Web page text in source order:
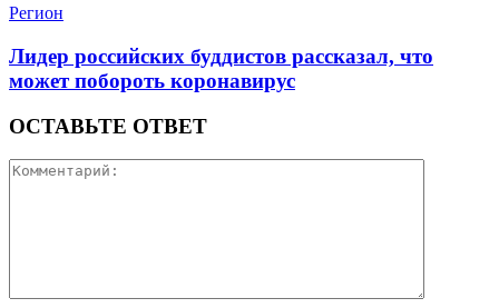
Регион
Лидер российских буддистов рассказал, что
может побороть коронавирус
ОСТАВЬТЕ ОТВЕТ